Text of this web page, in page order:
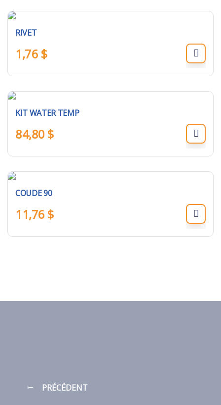
RIVET
1,76 $
KIT WATER TEMP
84,80 $
COUDE 90
11,76 $
PRÉCÉDENT